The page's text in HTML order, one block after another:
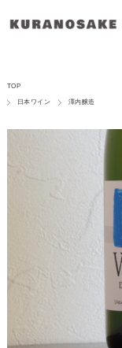
TOP
日本ワイン 澤内醸造